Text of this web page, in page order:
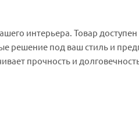
интерьера. Товар доступен
решение под ваш стиль и
прочность и